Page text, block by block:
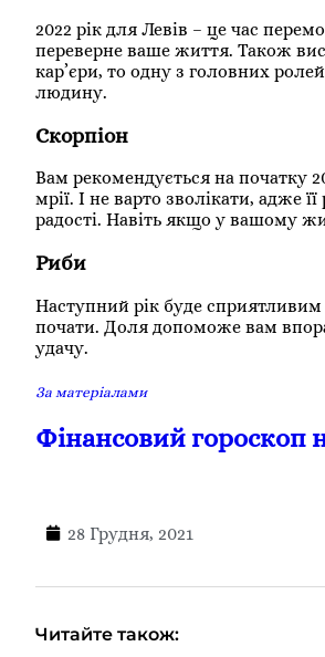
2022 рік для Левів – це час
переверне ваше життя. Також
кар’єри, то одну з головних
людину.
Скорпіон
Вам рекомендується на початку
мрії. І не варто зволікати, адже
радості. Навіть якщо у вашому
Риби
Наступний рік буде сприятливим
почати. Доля допоможе вам
удачу.
За матеріалами
Фінансовий гороскоп
28 Грудня, 2021
Читайте також: